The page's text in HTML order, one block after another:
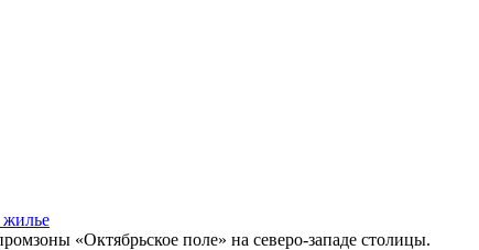
жилье
«Октябрьское поле» на северо-западе столицы.